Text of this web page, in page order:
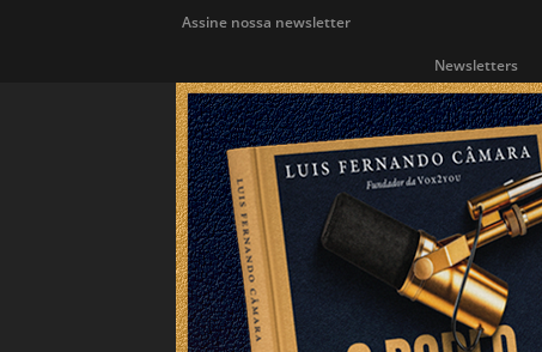
Assine nossa newsletter
Newsletters